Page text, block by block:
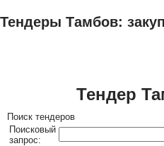
Тендеры Тамбов:
Тендер
Поиск тендеров
Поисковый
запрос: